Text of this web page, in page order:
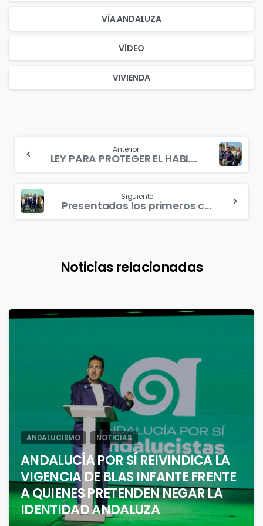
VÍA ANDALUZA
VÍDEO
VIVIENDA
Reading
Anterior
LEY PARA PROTEGER EL HABLA ANDALUZA
Siguiente
Presentados los primeros candidatos y candidatas de toda Andalucía
Noticias relacionadas
ANDALUCISMO NOTICIAS
ANDALUCÍA POR SÍ REIVINDICA LA
VIGENCIA DE BLAS INFANTE FRENTE
A QUIENES PRETENDEN NEGAR LA
IDENTIDAD ANDALUZA